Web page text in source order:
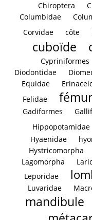
Chiroptera
Columbidae
Corvidae
côte
cuboïde
Cypriniformes
Diodontidae
Equidae
Felidae
fémur
Gadiformes
Hippopotamidae
Hyaenidae
Hystricomorpha
Lagomorpha
Leporidae
Luvaridae
mandibule